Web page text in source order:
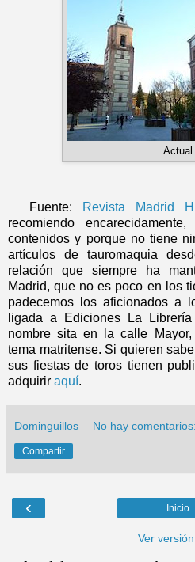
Actual
Fuente: Revista Madrid
recomiendo
contenidos y porque no tiene
artículos de tauromaquia
relación que siempre ha
Madrid, que no es poco en los
padecemos los aficionados a
ligada a Ediciones La
nombre sita en la calle
tema matritense. Si quieren
sus fiestas de toros tienen
adquirir aquí.
Dominguillos No hay comentarios:
Compartir
‹ Inicio
Ver